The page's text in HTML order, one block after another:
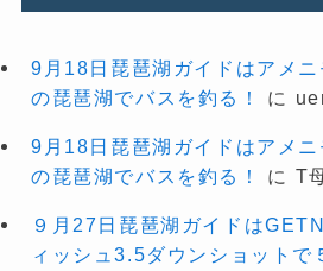
9月18日琵琶湖ガイドはアメ
の琵琶湖でバスを釣る！
に
9月18日琵琶湖ガイドはアメ
の琵琶湖でバスを釣る！
に T
９月27日琵琶湖ガイドは
ィッシュ3.5ダウンショットで